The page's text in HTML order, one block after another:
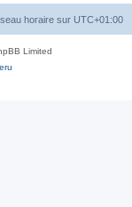
horaire sur UTC+01:00
Limited